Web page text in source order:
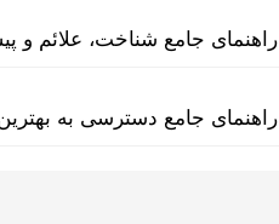
راهنمای جامع شناخت، علائم و
راهنمای جامع دسترسی به